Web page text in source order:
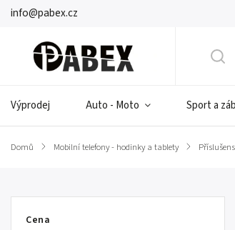
info@pabex.cz
Výprodej Auto - Moto Sport a
Domů / Mobilní telefony - hodinky a tablety /
Cena